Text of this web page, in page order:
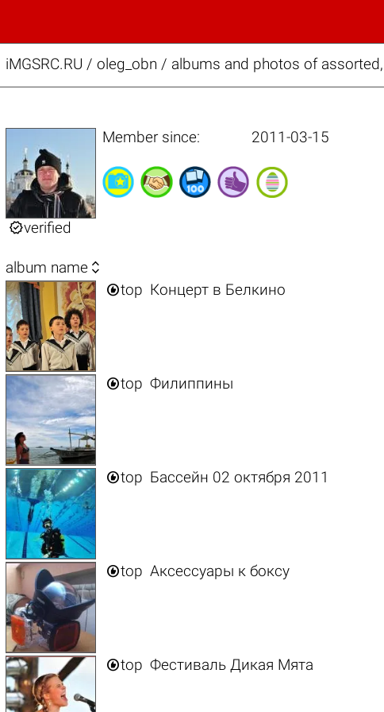
iMGSRC.RU / oleg_obn / albums and photos of
verified
Member since: 2011-03-15
album name 
top Концерт в Белкино
top Филиппины
top Бассейн 02 октября 2011
top Аксессуары к боксу
top Фестиваль Дикая Мята